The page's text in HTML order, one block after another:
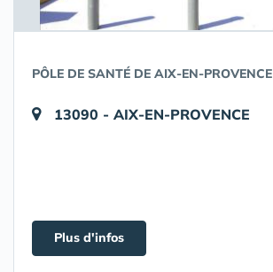
PÔLE DE SANTÉ DE AIX-EN-PROVENCE
13090 - AIX-EN-PROVENCE
Plus d'infos